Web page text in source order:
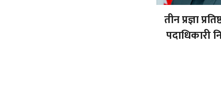
तीन प्रज्ञा
पदाधिकारी